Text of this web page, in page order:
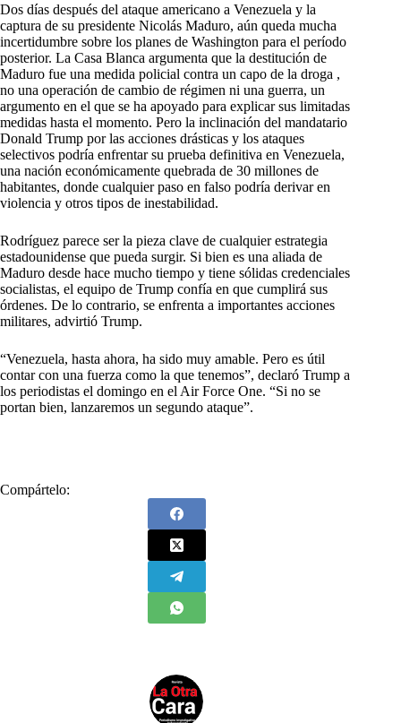
Dos días después del ataque americano a Venezuela y la
captura de su presidente Nicolás Maduro, aún queda mucha
incertidumbre sobre los planes de Washington para el período
posterior. La Casa Blanca argumenta que la destitución de
Maduro fue una medida policial contra un capo de la droga ,
no una operación de cambio de régimen ni una guerra, un
argumento en el que se ha apoyado para explicar sus limitadas
medidas hasta el momento. Pero la inclinación del mandatario
Donald Trump por las acciones drásticas y los ataques
selectivos podría enfrentar su prueba definitiva en Venezuela,
una nación económicamente quebrada de 30 millones de
habitantes, donde cualquier paso en falso podría derivar en
violencia y otros tipos de inestabilidad.
Rodríguez parece ser la pieza clave de cualquier estrategia
estadounidense que pueda surgir. Si bien es una aliada de
Maduro desde hace mucho tiempo y tiene sólidas credenciales
socialistas, el equipo de Trump confía en que cumplirá sus
órdenes. De lo contrario, se enfrenta a importantes acciones
militares, advirtió Trump.
“Venezuela, hasta ahora, ha sido muy amable. Pero es útil
contar con una fuerza como la que tenemos”, declaró Trump a
los periodistas el domingo en el Air Force One. “Si no se
portan bien, lanzaremos un segundo ataque”.
Compártelo: